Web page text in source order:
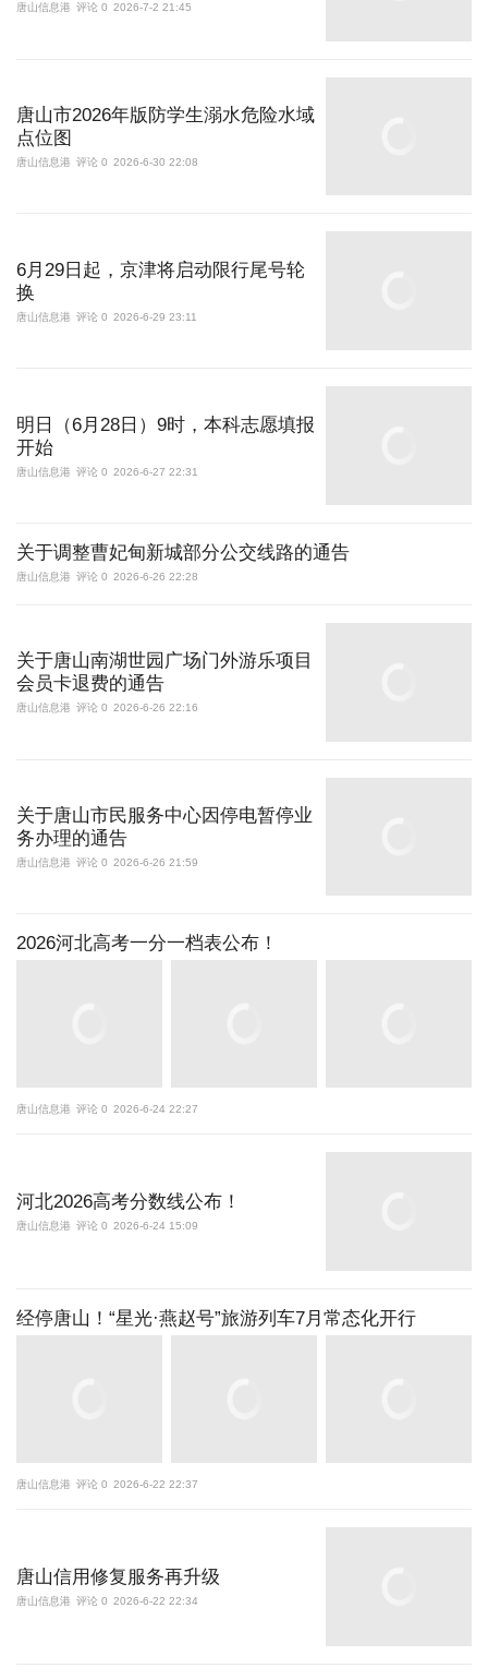
唐山信息港 评论 0 2026-7-2 21:45
唐山市2026年版防学生溺水危险水域
点位图
唐山信息港 评论 0 2026-6-30 22:08
6月29日起，京津将启动限行尾号轮
换
唐山信息港 评论 0 2026-6-29 23:11
明日（6月28日）9时，本科志愿填报
开始
唐山信息港 评论 0 2026-6-27 22:31
关于调整曹妃甸新城部分公交线路的通告
唐山信息港 评论 0 2026-6-26 22:28
关于唐山南湖世园广场门外游乐项目
会员卡退费的通告
唐山信息港 评论 0 2026-6-26 22:16
关于唐山市民服务中心因停电暂停业
务办理的通告
唐山信息港 评论 0 2026-6-26 21:59
2026河北高考一分一档表公布！
唐山信息港 评论 0 2026-6-24 22:27
河北2026高考分数线公布！
唐山信息港 评论 0 2026-6-24 15:09
经停唐山！“星光·燕赵号”旅游列车7月常态化开行
唐山信息港 评论 0 2026-6-22 22:37
唐山信用修复服务再升级
唐山信息港 评论 0 2026-6-22 22:34